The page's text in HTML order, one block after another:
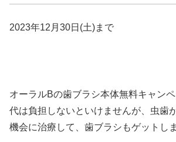
2023年12月30日(土)まで
オーラルBの歯ブラシ本体無料キャン
代は負担しないといけませんが、虫歯
機会に治療して、歯ブラシもゲットし